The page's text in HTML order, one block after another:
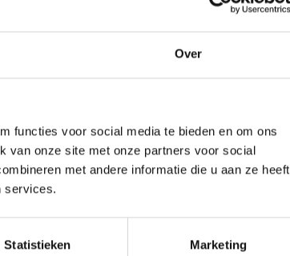
Over
functies voor social media te bieden en om ons
van onze site met onze partners voor social
met andere informatie die u aan ze heeft
services.
Statistieken Marketing
voor NC**XX connectoren - Gemakkelijke